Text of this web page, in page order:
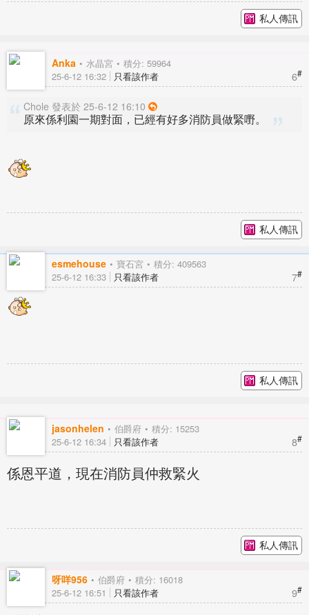
私人傳訊
Anka 水晶宮 積分: 59964
6#
25-6-12 16:32 只看該作者
Chole 發表於 25-6-12 16:10
原來係利園一期對面，已經有好多消防員做緊嘢。
私人傳訊
esmehouse 寶石宮 積分: 409563
7#
25-6-12 16:33 只看該作者
私人傳訊
jasonhelen 伯爵府 積分: 15253
8#
25-6-12 16:34 只看該作者
係恩平道，現在消防員仲救緊火
私人傳訊
呀咩956 伯爵府 積分: 16018
9#
25-6-12 16:51 只看該作者